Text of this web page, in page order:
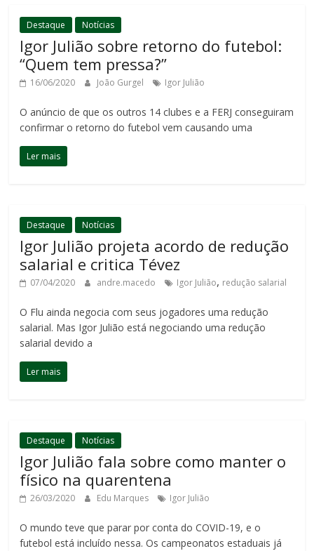
Destaque Notícias
Igor Julião sobre retorno do futebol:
“Quem tem pressa?”
16/06/2020 João Gurgel Igor Julião
O anúncio de que os outros 14 clubes e a FERJ conseguiram
confirmar o retorno do futebol vem causando uma
Ler mais
Destaque Notícias
Igor Julião projeta acordo de redução
salarial e critica Tévez
07/04/2020 andre.macedo Igor Julião, redução salarial
O Flu ainda negocia com seus jogadores uma redução
salarial. Mas Igor Julião está negociando uma redução
salarial devido a
Ler mais
Destaque Notícias
Igor Julião fala sobre como manter o
físico na quarentena
26/03/2020 Edu Marques Igor Julião
O mundo teve que parar por conta do COVID-19, e o
futebol está incluído nessa. Os campeonatos estaduais já